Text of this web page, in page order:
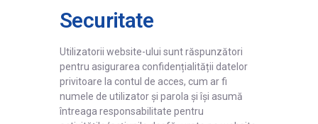
Securitate
Utilizatorii website-ului sunt răspunzători
pentru asigurarea confidențialității datelor
privitoare la contul de acces, cum ar fi
numele de utilizator și parola și își asumă
întreaga responsabilitate pentru